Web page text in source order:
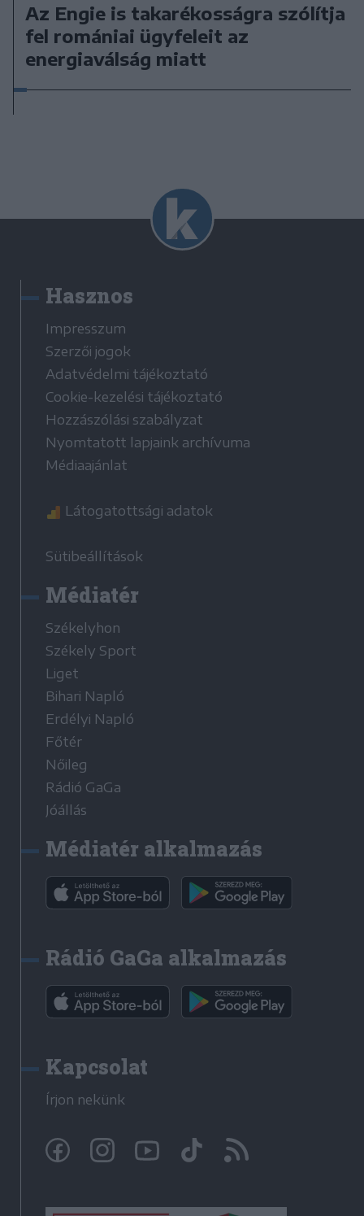
Az Engie is takarékosságra szólítja
fel romániai ügyfeleit az
energiaválság miatt
Hasznos
Impresszum
Szerzői jogok
Adatvédelmi tájékoztató
Cookie-kezelési tájékoztató
Hozzászólási szabályzat
Nyomtatott lapjaink archívuma
Médiaajánlat
Látogatottsági adatok
Sütibeállítások
Médiatér
Székelyhon
Székely Sport
Liget
Bihari Napló
Erdélyi Napló
Főtér
Nőileg
Rádió GaGa
Jóállás
Médiatér alkalmazás
Rádió GaGa alkalmazás
Kapcsolat
Írjon nekünk